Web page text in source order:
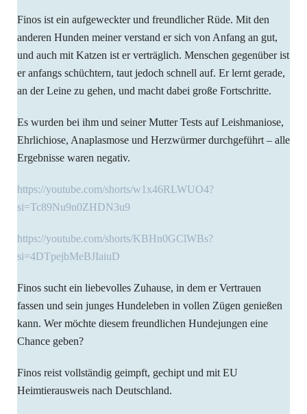
Finos ist ein aufgeweckter und freundlicher Rüde. Mit den
anderen Hunden meiner verstand er sich von Anfang an gut,
und auch mit Katzen ist er verträglich. Menschen gegenüber ist
er anfangs schüchtern, taut jedoch schnell auf. Er lernt gerade,
an der Leine zu gehen, und macht dabei große Fortschritte.
Es wurden bei ihm und seiner Mutter Tests auf Leishmaniose,
Ehrlichiose, Anaplasmose und Herzwürmer durchgeführt – alle
Ergebnisse waren negativ.
https://youtube.com/shorts/w1x46RLWUO4?
si=Tc89Nu9n0ZHDN3u9
https://youtube.com/shorts/KBHn0GClWBs?
si=4DTpejbMeBJIaiuD
Finos sucht ein liebevolles Zuhause, in dem er Vertrauen
fassen und sein junges Hundeleben in vollen Zügen genießen
kann. Wer möchte diesem freundlichen Hundejungen eine
Chance geben?
Finos reist vollständig geimpft, gechipt und mit EU
Heimtierausweis nach Deutschland.